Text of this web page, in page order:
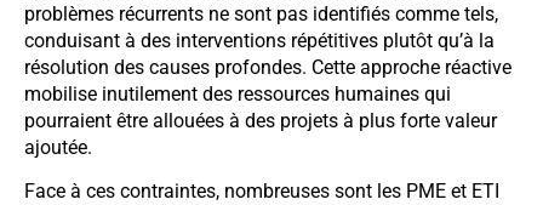
problèmes récurrents ne sont pas identifiés comme tels,
conduisant à des interventions répétitives plutôt qu’à la
résolution des causes profondes. Cette approche réactive
mobilise inutilement des ressources humaines qui
pourraient être allouées à des projets à plus forte valeur
ajoutée.
Face à ces contraintes, nombreuses sont les PME et ETI